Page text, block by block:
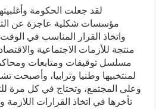
لقد جعلت الحكومة
مؤسسات شكلية عاجزة عن
واتخاذ القرار المناسب في
منتجة للأزمات الاجتماعية
مسلسل توقيفات ومتابعات
لمنتخبيها وطنيا وترابيا، وأصبحت
وعلى المجتمع، وتحتاج في كل مرة
تأخرها في اتخاذ القرارات اللازمة